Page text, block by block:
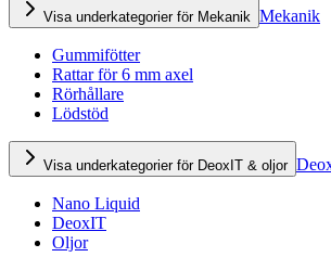
Visa underkategorier för Mekanik Mekanik
Gummifötter
Rattar för 6 mm axel
Rörhållare
Lödstöd
Visa underkategorier för DeoxIT & oljor
Nano Liquid
DeoxIT
Oljor